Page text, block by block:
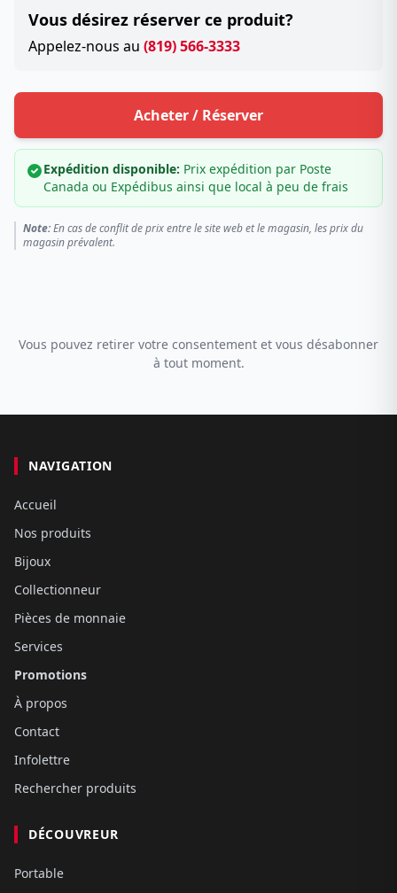
Vous désirez réserver ce produit?
Appelez-nous au (819) 566-3333
Acheter / Réserver
Expédition disponible: Prix expédition par Poste
Canada ou Expédibus ainsi que local à peu de frais
Note:En cas de conflit de prix entre le site web et le magasin, les prix du
magasin prévalent.
Vous pouvez retirer votre consentement et vous désabonner
à tout moment.
NAVIGATION
Accueil
Nos produits
Bijoux
Collectionneur
Pièces de monnaie
Services
Promotions
À propos
Contact
Infolettre
Rechercher produits
DÉCOUVREUR
Portable